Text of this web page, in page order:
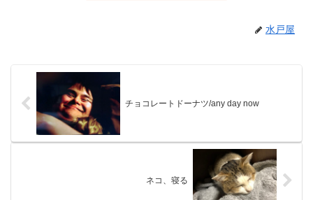
水戸屋
チョコレートドーナツ/any day now
ネコ、寝る